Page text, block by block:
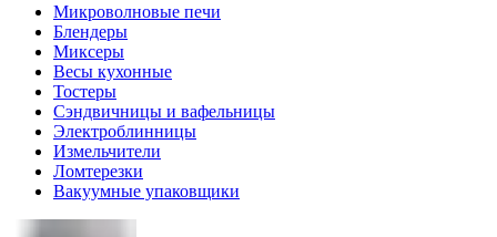
Микроволновые печи
Блендеры
Миксеры
Весы кухонные
Тостеры
Сэндвичницы и вафельницы
Электроблинницы
Измельчители
Ломтерезки
Вакуумные упаковщики